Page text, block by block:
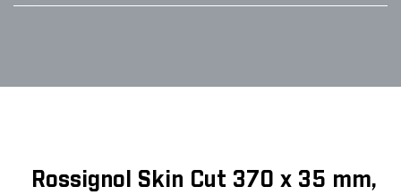
Rossignol Skin Cut 370 x 35 mm,